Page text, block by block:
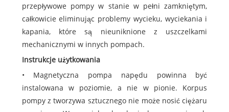
przepływowe pompy w stanie w pełni zamkniętym,
całkowicie eliminując problemy wycieku, wyciekania i
kapania, które są nieuniknione z uszczelkami
mechanicznymi w innych pompach.
Instrukcje użytkowania
• Magnetyczna pompa napędu powinna być
instalowana w poziomie, a nie w pionie. Korpus
pompy z tworzywa sztucznego nie może nosić ciężaru